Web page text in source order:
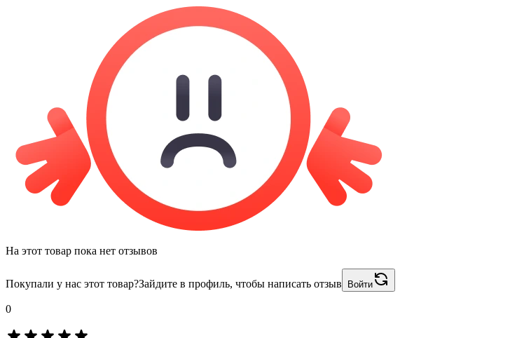
На этот товар пока нет отзывов
Покупали у нас этот товар?Зайдите в профиль, чтобы написать отзыв Войти
0